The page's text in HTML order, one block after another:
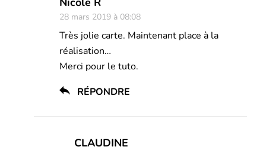
28 mars 2019 à 08:08
Très jolie carte. Maintenant place à la
réalisation…
Merci pour le tuto.
RÉPONDRE
CLAUDINE